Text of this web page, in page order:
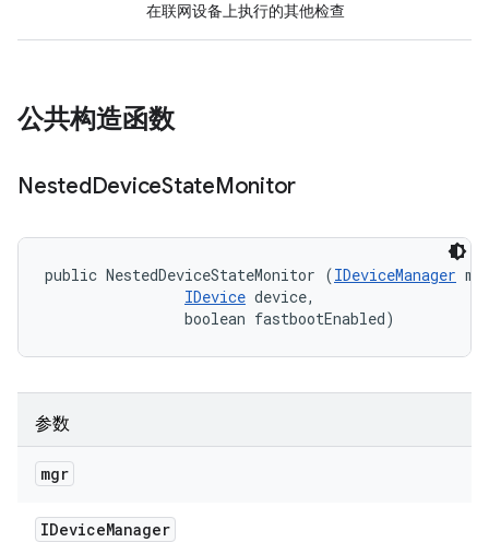
在联网设备上执行的其他检查
公共构造函数
NestedDeviceStateMonitor
public NestedDeviceStateMonitor (IDeviceManager
IDevice device,
                boolean fastbootEnabled)
参数
mgr
IDeviceManager